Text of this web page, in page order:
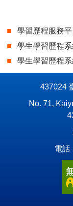
學習歷程服務平
學生學習歷程
學生學習歷程
437024
No. 71,
電話